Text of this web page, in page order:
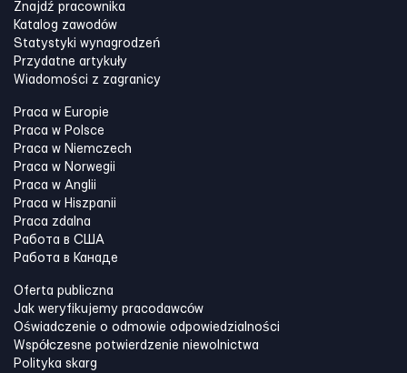
Znajdź pracownika
Katalog zawodów
Statystyki wynagrodzeń
Przydatne artykuły
Wiadomości z zagranicy
Praca w Europie
Praca w Polsce
Praca w Niemczech
Praca w Norwegii
Praca w Anglii
Praca w Hiszpanii
Praca zdalna
Работа в США
Работа в Канадe
Oferta publiczna
Jak weryfikujemy pracodawców
Oświadczenie o odmowie odpowiedzialności
Współczesne potwierdzenie niewolnictwa
Polityka skarg